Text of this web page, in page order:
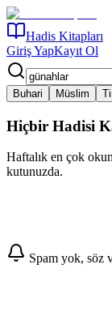
Hadis Kitapları
Giriş YapKayıt Ol
Buhari
Müslim
Hiçbir Hadisi
Haftalık en çok
kutunuzda.
Abone Ol
Spam yok, söz